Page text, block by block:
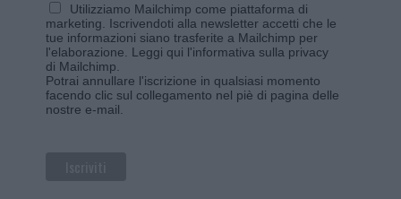
Utilizziamo Mailchimp come piattaforma di
marketing. Iscrivendoti alla newsletter accetti che le
tue informazioni siano trasferite a Mailchimp per
l'elaborazione. Leggi qui l'informativa sulla privacy
di Mailchimp
Potrai annullare l'iscrizione in qualsiasi momento
facendo clic sul collegamento nel piè di pagina delle
nostre e-mail.